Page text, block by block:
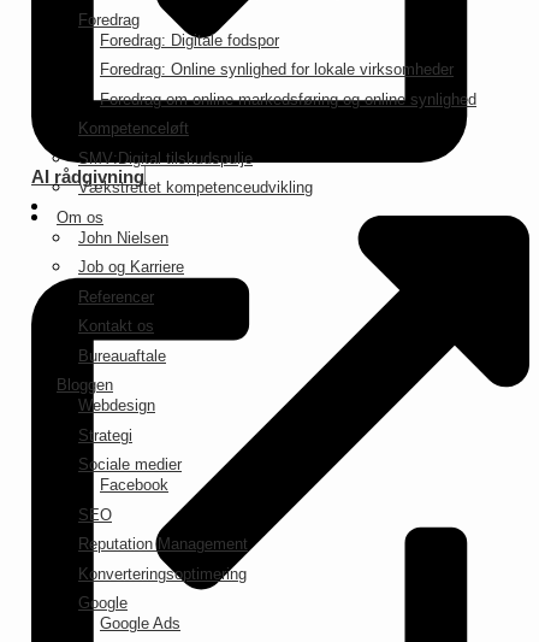
Foredrag
Foredrag: Digitale fodspor
Foredrag: Online synlighed for lokale virksomheder
Foredrag om online markedsføring og online synlighed
Kompetenceløft
SMV:Digital tilskudspulje
Vækstrettet kompetenceudvikling
Om os
John Nielsen
Job og Karriere
Referencer
Kontakt os
Bureauaftale
Bloggen
Webdesign
Strategi
Sociale medier
Facebook
SEO
Reputation Management
Konverteringsoptimering
Google
Google Ads
AI rådgivning